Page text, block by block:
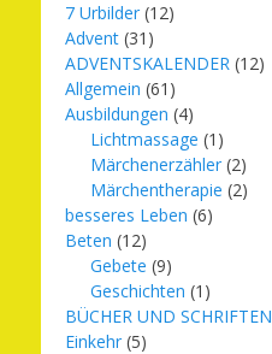
7 Urbilder (12)
Advent (31)
ADVENTSKALENDER (12)
Allgemein (61)
Ausbildungen (4)
Lichtmassage (1)
Märchenerzähler (2)
Märchentherapie (2)
besseres Leben (6)
Beten (12)
Gebete (9)
Geschichten (1)
BÜCHER UND SCHRIFTEN
Einkehr (5)